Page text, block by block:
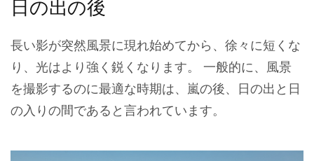
日の出の後
長い影が突然風景に現れ始めてから、徐々に短くな
り、光はより強く鋭くなります。 一般的に、風景
を撮影するのに最適な時期は、嵐の後、日の出と日
の入りの間であると言われています。